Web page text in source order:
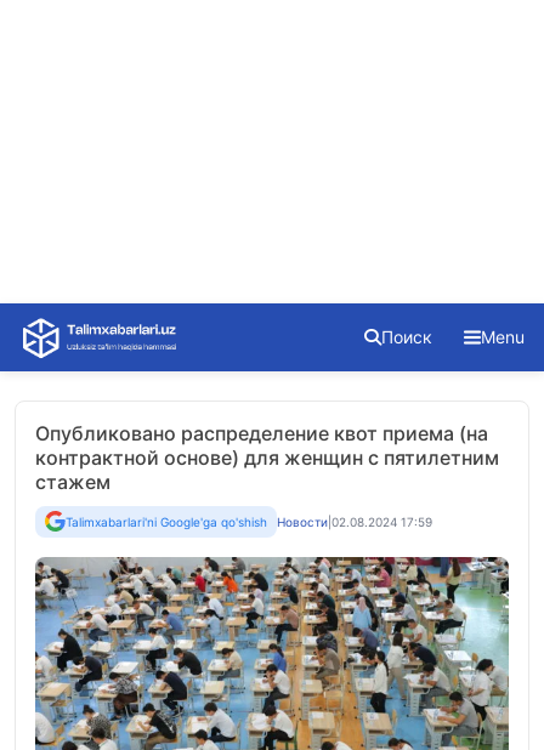
Skip
content
Поиск Menu
Опубликовано распределение квот приема (на
контрактной основе) для женщин с пятилетним
стажем
Talimxabarlari'ni Google'ga qo'shish Новости 02.08.2024 17:59